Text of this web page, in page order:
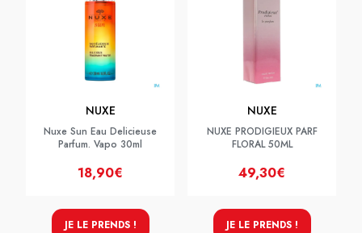
NUXE
Nuxe Sun Eau Delicieuse
Parfum. Vapo 30ml
18,90€
JE LE PRENDS !
NUXE
NUXE PRODIGIEUX PARF
FLORAL 50ML
49,30€
JE LE PRENDS !